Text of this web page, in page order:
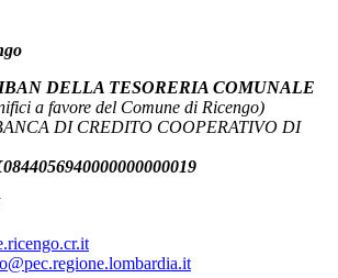
DELLA TESORERIA COMUNALE
a favore del Comune di Ricengo)
DI CREDITO COOPERATIVO DI